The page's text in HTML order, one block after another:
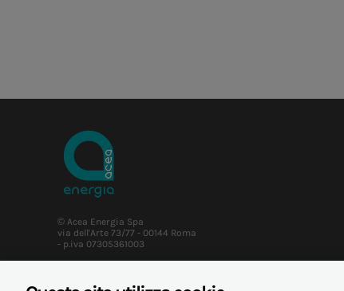
© Acea Energia Spa
via dell'Arte 73/77 - 00144 Roma
- p.iva 07305361003